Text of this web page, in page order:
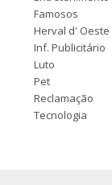
Famosos
Herval d' Oeste
Inf. Publicitário
Luto
Pet
Reclamação
Tecnologia